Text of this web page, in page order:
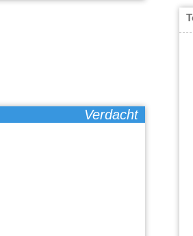
Verdacht